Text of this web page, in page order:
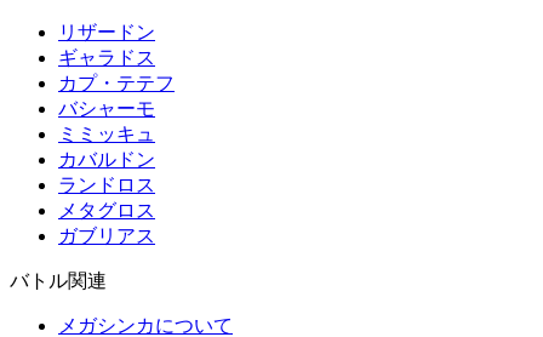
リザードン
ギャラドス
カプ・テテフ
バシャーモ
ミミッキュ
カバルドン
ランドロス
メタグロス
ガブリアス
バトル関連
メガシンカについて